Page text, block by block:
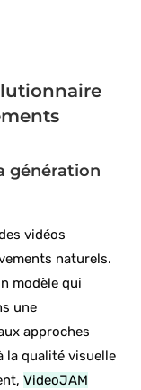
génération
vidéos
naturels.
modèle qui
une
approches
la qualité visuelle
VideoJAM